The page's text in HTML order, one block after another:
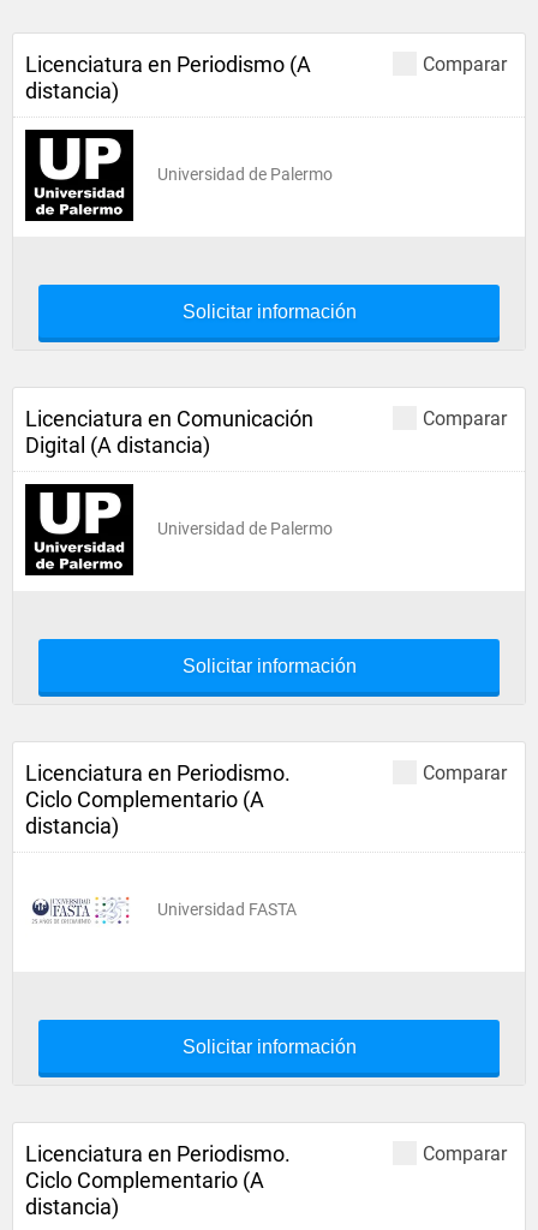
Comparar
Licenciatura en Periodismo (A
distancia)
Universidad de Palermo
Solicitar información
Comparar
Licenciatura en Comunicación
Digital (A distancia)
Universidad de Palermo
Solicitar información
Comparar
Licenciatura en Periodismo.
Ciclo Complementario (A
distancia)
Universidad FASTA
Solicitar información
Comparar
Licenciatura en Periodismo.
Ciclo Complementario (A
distancia)